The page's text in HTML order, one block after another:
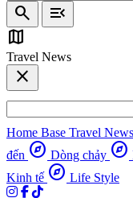
search
menu_open
map
Travel News
close
Home Base Travel News
đến explore Dòng chảy explore
Kinh tế explore Life Style